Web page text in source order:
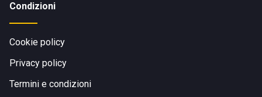
Condizioni
Cookie policy
Privacy policy
Termini e condizioni